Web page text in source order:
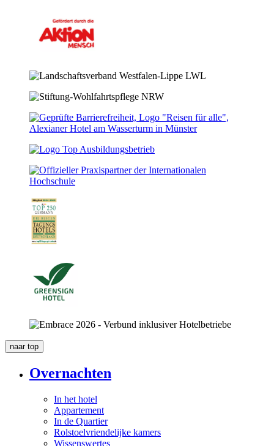
naar top
Overnachten
In het hotel
Appartement
In de Quartier
Rolstoelvriendelijke kamers
Wissenswertes